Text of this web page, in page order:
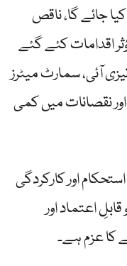
جائے گا، ناقص
اقدامات کئے گئے
آئی، سمارٹ میٹرز
نقصانات میں کمی
اور کارکردگی
اعتماد اور
کا عزم ہے۔